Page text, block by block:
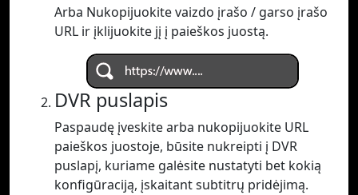
Arba Nukopijuokite vaizdo įrašo / garso įrašo
URL ir įklijuokite jį į paieškos juostą.
DVR puslapis
Paspaudę įveskite arba nukopijuokite URL
paieškos juostoje, būsite nukreipti į DVR
puslapį, kuriame galėsite nustatyti bet kokią
konfigūraciją, įskaitant subtitrų pridėjimą.